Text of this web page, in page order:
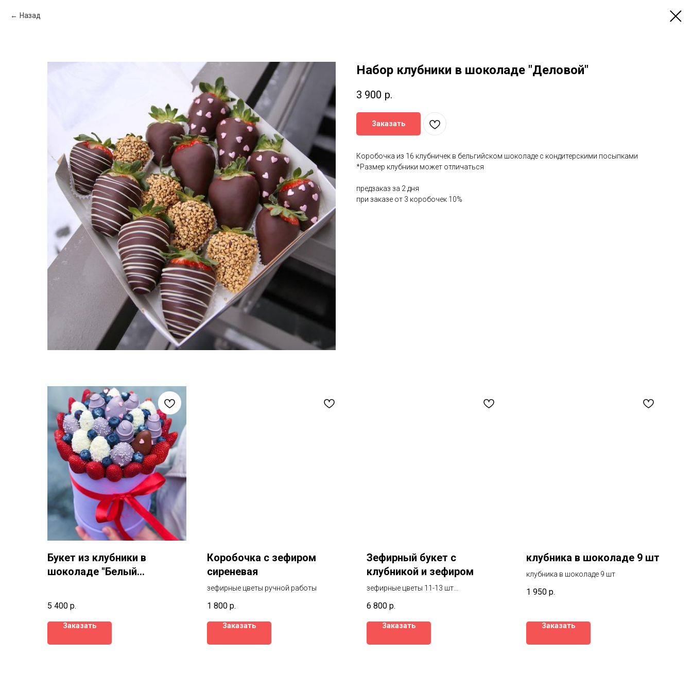
Назад
Набор клубники в шоколаде "Деловой"
3 900 р.
Заказать
Коробочка из 16 клубничек в бельгийском шоколаде с кондитерскими посыпками
*Размер клубники может отличаться
предзаказ за 2 дня
при заказе от 3 коробочек 10%
Букет из клубники в
шоколаде "Белый
5 400 р.
Заказать
Коробочка с зефиром
сиреневая
зефирные цветы ручной работы
1 800 р.
Заказать
Зефирный букет с
клубникой и зефиром
зефирные цветы 11-13 шт
6 800 р.
Заказать
клубника в шоколаде 9 шт
клубника в шоколаде 9 шт
1 950 р.
Заказать